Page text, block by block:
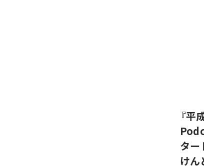
『平
ター
けん